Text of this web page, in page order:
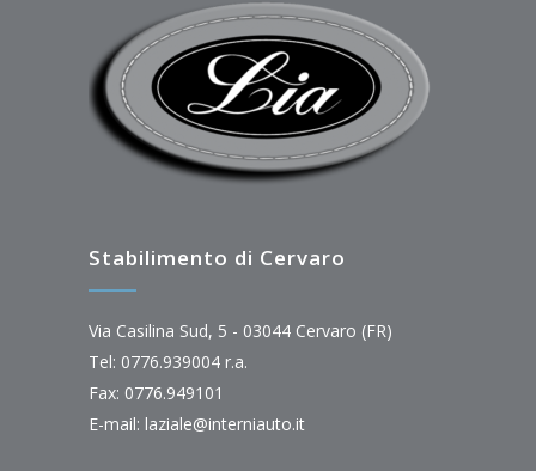
Stabilimento di Cervaro
Via Casilina Sud, 5 - 03044 Cervaro (FR)
Tel: 0776.939004 r.a.
Fax: 0776.949101
E-mail: laziale@interniauto.it